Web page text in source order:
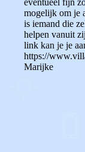
eventueel fijn
mogelijk om je
is iemand die
helpen vanuit
link kan je je
https://
Marijke